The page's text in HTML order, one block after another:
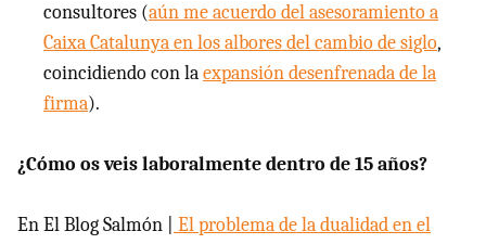
consultores (aún me acuerdo del asesoramiento a
Caixa Catalunya en los albores del cambio de siglo,
coincidiendo con laexpansión desenfrenada de la
firma).
¿Cómo os veis laboralmente dentro de 15 años?
En El Blog Salmón |
El problema de la dualidad en el